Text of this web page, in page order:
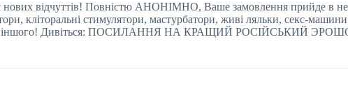
нових відчуттів! Повністю АНОНІМНО, Ваше замовлення прийде в
кліторальні стимулятори, мастурбатори, живі ляльки, секс-
іншого! Дивіться: ПОСИЛАННЯ НА КРАЩИЙ РОСІЙСЬКИЙ